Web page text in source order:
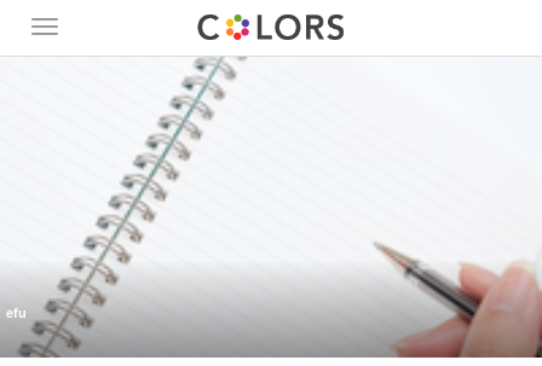
Toggle
navigation
efu